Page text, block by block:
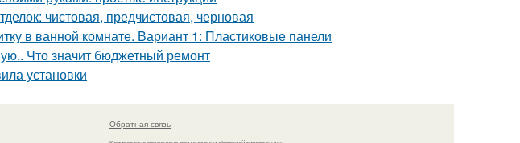
чистовая, предчистовая, черновая
в ванной комнате. Вариант 1: Пластиковые панели
Что значит бюджетный ремонт
установки
Обратная связь